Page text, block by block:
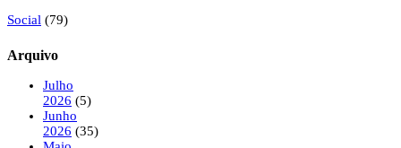
Social (79)
Arquivo
Julho
2026 (5)
Junho
2026 (35)